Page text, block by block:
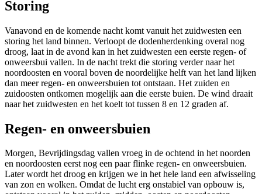
Storing
Vanavond en de komende nacht komt vanuit het zuidwesten een
storing het land binnen. Verloopt de dodenherdenking overal nog
droog, laat in de avond kan in het zuidwesten een eerste regen- of
onweersbui vallen. In de nacht trekt die storing verder naar het
noordoosten en vooral boven de noordelijke helft van het land lijken
dan meer regen- en onweersbuien tot ontstaan. Het zuiden en
zuidoosten ontkomen mogelijk aan die eerste buien. De wind draait
naar het zuidwesten en het koelt tot tussen 8 en 12 graden af.
Regen- en onweersbuien
Morgen, Bevrijdingsdag vallen vroeg in de ochtend in het noorden
en noordoosten eerst nog een paar flinke regen- en onweersbuien.
Later wordt het droog en krijgen we in het hele land een afwisseling
van zon en wolken. Omdat de lucht erg onstabiel van opbouw is,